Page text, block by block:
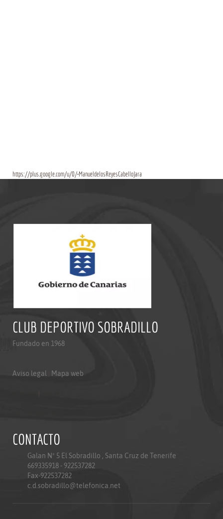
https://plus.google.com/u/0/+ManueldelosReyesCabelloJara
CLUB DEPORTIVO SOBRADILLO
Fundado en 1968
Aviso legal Mapa web
CONTACTO
Galan Nº 5 El Sobradillo , Santa Cruz de Tenerife
669335918 - 922537282
Fax-922537282
c.d.sobradillo@telefonica.net